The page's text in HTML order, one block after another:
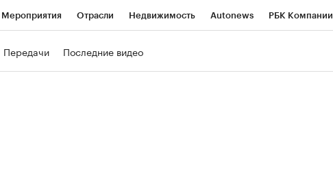
Мероприятия Отрасли Недвижимость Autonews РБК Компании
Передачи Последние видео